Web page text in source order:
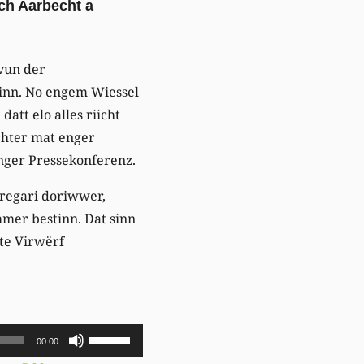
Aarbecht a
der
No engem Wiessel
datt elo alles riicht
mat enger
Pressekonferenz.
doriwwer,
bestinn. Dat sinn
Virwërf
00:00
Pfeiltasten
Hoch/Runter